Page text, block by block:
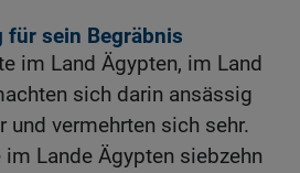
sein Begräbnis
im Land Ägypten, im Land
sich darin ansässig
und vermehrten sich sehr.
Lande Ägypten siebzehn